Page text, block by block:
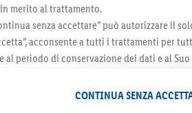
merito al trattamento.
senza accettare” può autorizzare il
acconsente a tutti i trattamenti per
al periodo di conservazione dei dati e al
CONTINUA SENZA